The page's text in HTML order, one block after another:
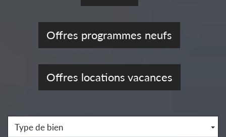
Offres programmes neufs
Offres locations vacances
Type de bien